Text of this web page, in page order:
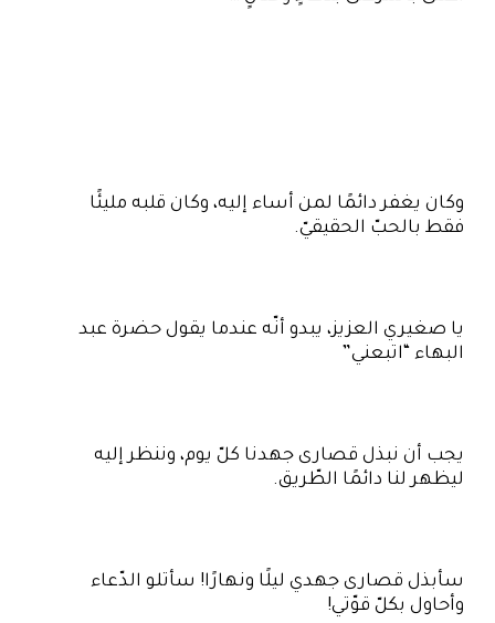
وكان يغفر دائمًا لمن أساء إليه، وكان قلبه مليئًا
فقط بالحبّ الحقيقيّ.
يا صغيري العزيز، يبدو أنّه عندما يقول حضرة عبد
البهاء “اتبعني”
يجب أن نبذل قصارى جهدنا كلّ يوم، وننظر إليه
ليظهر لنا دائمًا الطّريق.
سأبذل قصارى جهدي ليلًا ونهارًا! سأتلو الدّعاء
وأحاول بكلّ قوّتي!